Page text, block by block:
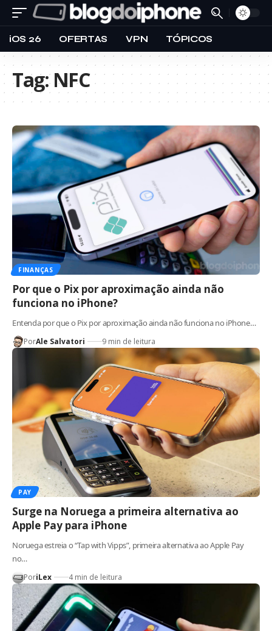
iOS 26 OFERTAS VPN TÓPICOS
Tag:NFC
FINANÇAS
Por que o Pix por aproximação ainda não
funciona no iPhone?
Entenda por que o Pix por aproximação ainda não funciona no iPhone…
PorAle Salvatori 9 min de leitura
PAY
Surge na Noruega a primeira alternativa ao
Apple Pay para iPhone
Noruega estreia o “Tap with Vipps”, primeira alternativa ao Apple Pay
no…
PoriLex 4 min de leitura